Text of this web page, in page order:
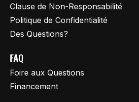
Clause de Non-Responsabilité
Politique de Confidentialité
Des Questions?
FAQ
Foire aux Questions
Financement